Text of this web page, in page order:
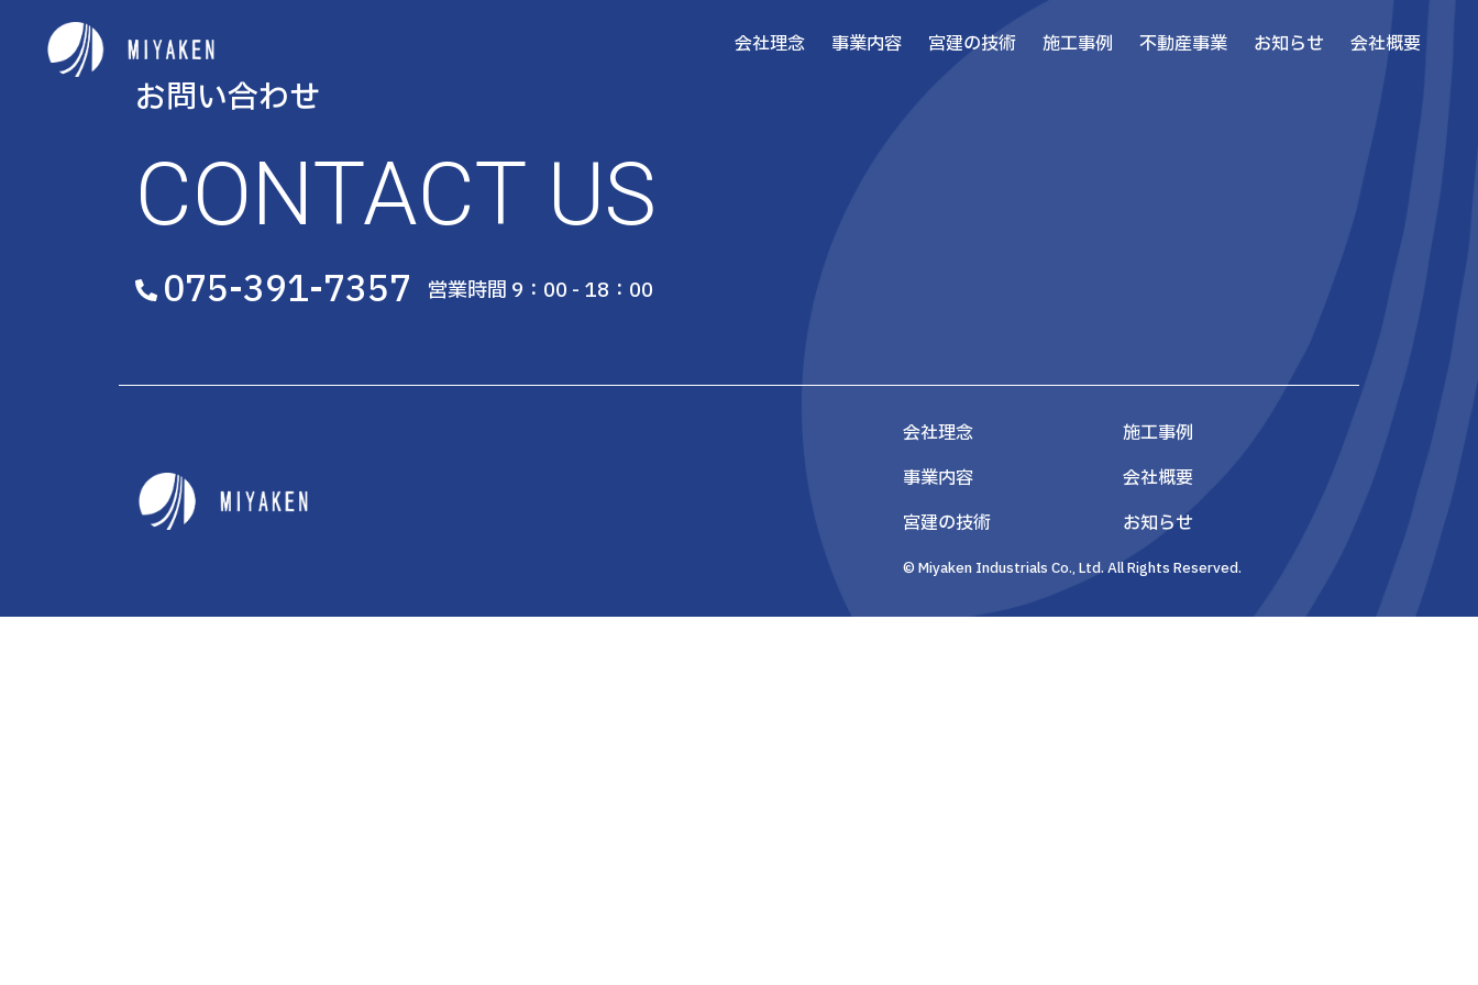
会社理念 事業内容 宮建の技術 施工事例 不動産事業 お知らせ 会社概要
お問い合わせ
CONTACT US
075-391-7357 営業時間 9：00 - 18：00
会社理念
施工事例
事業内容
会社概要
宮建の技術
お知らせ
© Miyaken Industrials Co., Ltd. All Rights Reserved.